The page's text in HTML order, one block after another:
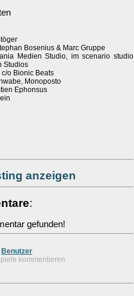
Bosenius & Marc Gruppe
Medien Studio, im scenario studio
Studios
c/o Bionic Beats
Monoposto
Ephonsus
anzeigen
:
gefunden!
Benutzer
kommentieren